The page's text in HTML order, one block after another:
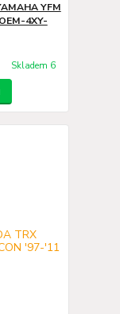
YFM
4XY-
Skladem 6